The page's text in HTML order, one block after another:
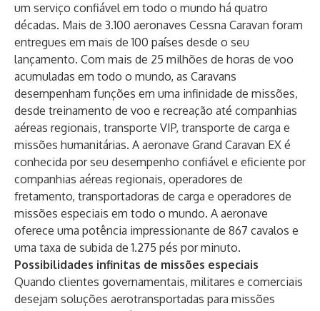
um serviço confiável em todo o mundo há quatro
décadas. Mais de 3.100 aeronaves Cessna Caravan foram
entregues em mais de 100 países desde o seu
lançamento. Com mais de 25 milhões de horas de voo
acumuladas em todo o mundo, as Caravans
desempenham funções em uma infinidade de missões,
desde treinamento de voo e recreação até companhias
aéreas regionais, transporte VIP, transporte de carga e
missões humanitárias. A aeronave Grand Caravan EX é
conhecida por seu desempenho confiável e eficiente por
companhias aéreas regionais, operadores de
fretamento, transportadoras de carga e operadores de
missões especiais em todo o mundo. A aeronave
oferece uma potência impressionante de 867 cavalos e
uma taxa de subida de 1.275 pés por minuto.
Possibilidades infinitas de missões especiais
Quando clientes governamentais, militares e comerciais
desejam soluções aerotransportadas para missões